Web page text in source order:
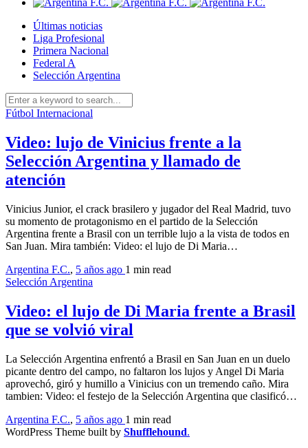
Últimas noticias
Liga Profesional
Primera Nacional
Federal A
Selección Argentina
Fútbol Internacional
Video: lujo de Vinicius frente a la
Selección Argentina y llamado de
atención
Vinicius Junior, el crack brasilero y jugador del Real Madrid, tuvo
su momento de protagonismo en el partido de la Selección
Argentina frente a Brasil con un terrible lujo a la vista de todos en
San Juan. Mira también: Video: el lujo de Di Maria…
Argentina F.C., 5 años ago 1 min read
Selección Argentina
Video: el lujo de Di Maria frente a Brasil
que se volvió viral
La Selección Argentina enfrentó a Brasil en San Juan en un duelo
picante dentro del campo, no faltaron los lujos y Angel Di Maria
aprovechó, giró y humillo a Vinicius con un tremendo caño. Mira
tambien: Video: el festejo de la Selección Argentina que clasificó…
Argentina F.C., 5 años ago 1 min read
WordPress Theme built by Shufflehound.